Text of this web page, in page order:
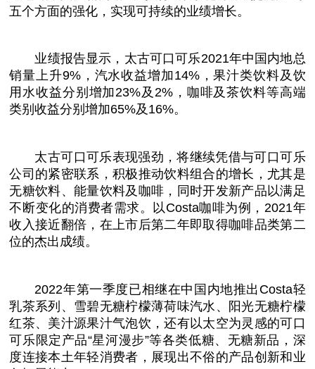
五个方面的强化，实现可持续的业绩增长。
业绩报告显示，太古可口可乐2021年中国 内地总
销量上升9%，汽水收益增加14%，果汁类饮料及饮
用水收益分别增加23%及2%，咖啡及茶饮料等高端
类别收益分别增加65%及16%。
太古可口可乐表现强劲，将继续凭借与可口可乐
公司的紧密联系，积极推动饮料组合的增长，尤其是
无糖饮料、能量饮料及咖啡，同时开发新产品以满足
不断变化的消费者需求。以Costa咖啡为例，2021年
收入接近翻倍，在上市后第二年即取得咖啡品类第二
位的杰出成绩。
2022年第一季度已相继在中国 内地推出Costa轻
乳茶系列、雪碧无糖柠檬薄荷味汽水、阳光无糖柠檬
红茶、美汁源果汁气泡饮，还有以太空为灵感的可口
可乐限定产品“星河漫步”等各类低糖、无糖新品，深
度连接本土年轻消费者，展现出不俗的产品创新和业